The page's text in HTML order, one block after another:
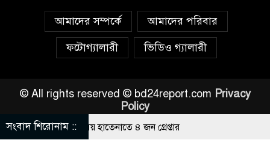
আমাদের সম্পর্কে
আমাদের পরিবার
ফটোগ্যালারী
ভিডিও গ্যালারী
© All rights reserved © bd24report.com Privacy
Policy
সংবাদ শিরোনাম ::
জুয়া খেলার সময় হাতেনাতে ৪ জন গ্রেপ্তার